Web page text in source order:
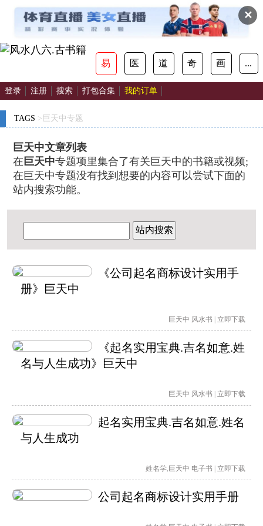
✕
易 医 道 奇 画 ...
登录 注册 搜索 打包合集 我的订单
TAGS >巨天中专题
巨天中文章列表
在 巨天中专题项里集合了有关巨天中的书籍或视频;
在巨天中专题没有找到想要的内容可以尝试下面的
站内搜索功能。
站内搜索
《公司起名商标设计实用手
册》巨天中
巨天中 风水书 立即下载
《起名实用宝典.吉名如意.姓
名与人生成功》巨天中
巨天中 风水书 立即下载
起名实用宝典.吉名如意.姓名
与人生成功
姓名学, 巨天中 电子书 立即下载
公司起名商标设计实用手册